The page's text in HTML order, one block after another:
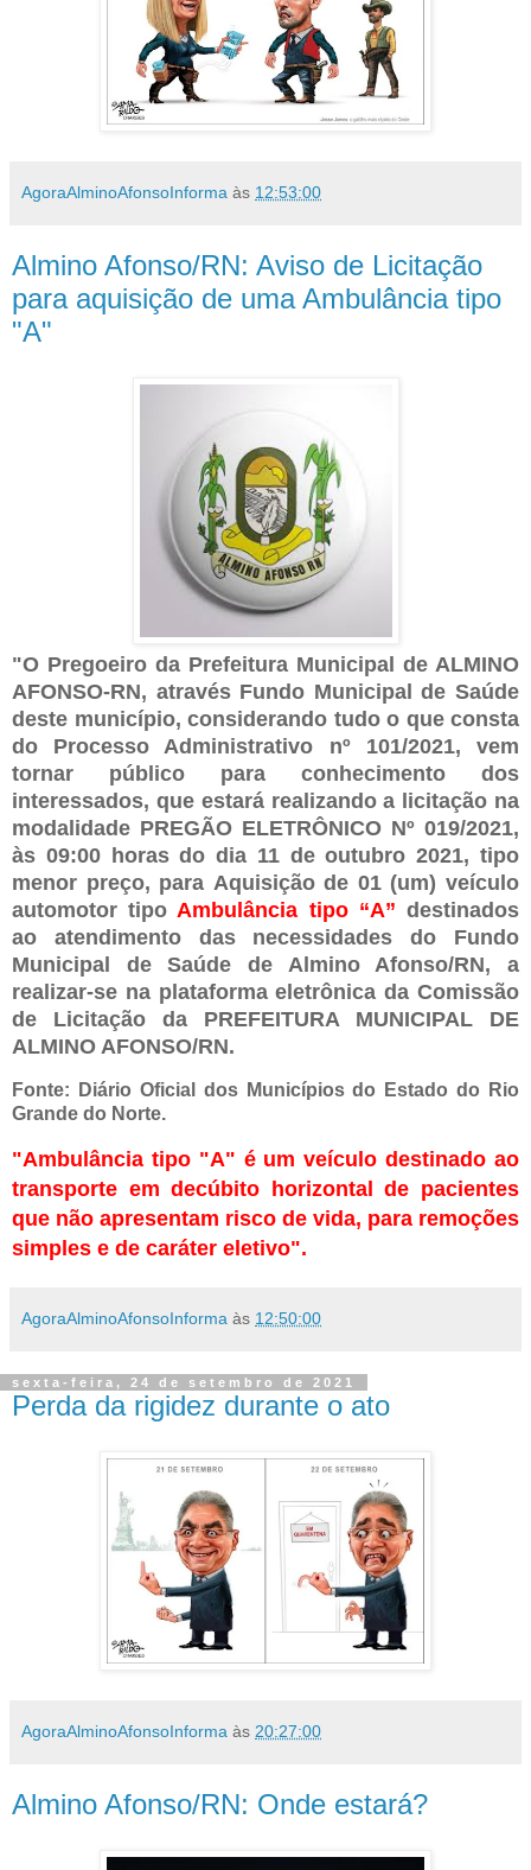
AgoraAlminoAfonsoInforma às 12:53:00
Almino Afonso/RN: Aviso de Licitação
para aquisição de uma Ambulância tipo
"A"
"O Pregoeiro da Prefeitura Municipal de ALMINO
AFONSO-RN, através Fundo Municipal de Saúde
deste município, considerando tudo o que consta
do Processo Administrativo nº 101/2021, vem
tornar público para conhecimento dos
interessados, que estará realizando a licitação na
modalidade PREGÃO ELETRÔNICO Nº 019/2021,
às 09:00 horas do dia 11 de outubro 2021, tipo
menor preço, para Aquisição de 01 (um) veículo
automotor tipo Ambulância tipo “A” destinados
ao atendimento das necessidades do Fundo
Municipal de Saúde de Almino Afonso/RN, a
realizar-se na plataforma eletrônica da Comissão
de Licitação da PREFEITURA MUNICIPAL DE
ALMINO AFONSO/RN.
Fonte: Diário Oficial dos Municípios do Estado do Rio
Grande do Norte.
"Ambulância tipo "A" é um veículo destinado ao
transporte em decúbito horizontal de pacientes
que não apresentam risco de vida, para remoções
simples e de caráter eletivo".
AgoraAlminoAfonsoInforma às 12:50:00
sexta-feira, 24 de setembro de 2021
Perda da rigidez durante o ato
AgoraAlminoAfonsoInforma às 20:27:00
Almino Afonso/RN: Onde estará?